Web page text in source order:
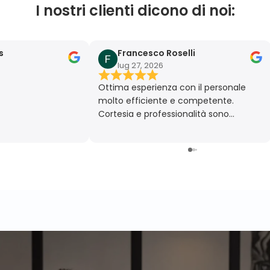
I nostri clienti dicono di noi:
Francesco Roselli
lug 27, 2026
Ottima esperienza con il personale
molto efficiente e competente.
Cortesia e professionalità sono
come l’arredamento della propria